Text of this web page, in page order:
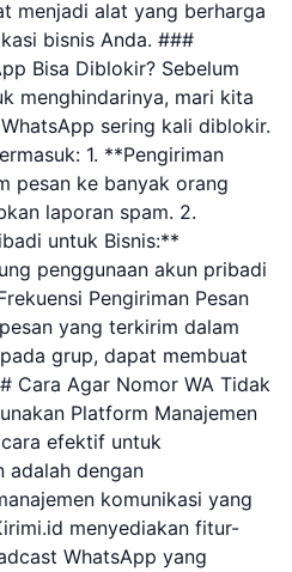
menjadi alat yang berharga
bisnis Anda. ###
Bisa Diblokir? Sebelum
menghindarinya, mari kita
sering kali diblokir.
1. **Pengiriman
pesan ke banyak orang
laporan spam. 2.
untuk Bisnis:**
penggunaan akun pribadi
Pengiriman Pesan
yang terkirim dalam
grup, dapat membuat
Cara Agar Nomor WA Tidak
Platform Manajemen
efektif untuk
adalah dengan
komunikasi yang
menyediakan fitur-
WhatsApp yang